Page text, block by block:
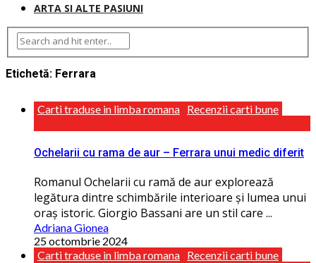
ARTA SI ALTE PASIUNI
Etichetă: Ferrara
Carti traduse in limba romana Recenzii carti bune
Ochelarii cu rama de aur – Ferrara unui medic diferit
Romanul Ochelarii cu ramă de aur explorează
legătura dintre schimbările interioare și lumea unui
oraș istoric. Giorgio Bassani are un stil care ...
Adriana Gionea
25 octombrie 2024
Carti traduse in limba romana Recenzii carti bune